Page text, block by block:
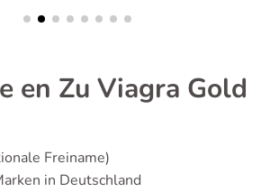
en Zu Viagra Gold
Freiname)
in Deutschland